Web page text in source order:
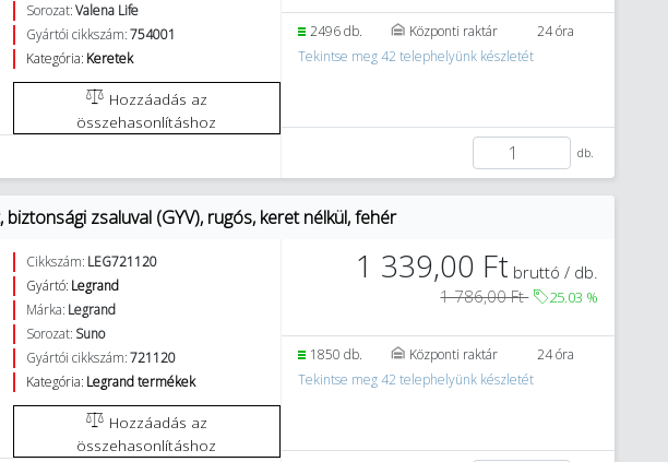
Sorozat:Valena Life
Gyártói cikkszám:754001
Kategória: Keretek
összehasonlításhoz
2496 db. Központi raktár
24 óra
Tekintse meg 42 telephelyünk készletét
db.
zsaluval (GYV), rugós, keret nélkül, fehér
Cikkszám: LEG721120
Gyártó: Legrand
Márka: Legrand
Sorozat: Suno
Gyártói cikkszám:721120
Kategória: Legrand termékek
összehasonlításhoz
1 339,00 Ft bruttó / db.
1 786,00 Ft
25.03 %
1850 db. Központi raktár
24 óra
Tekintse meg 42 telephelyünk készletét